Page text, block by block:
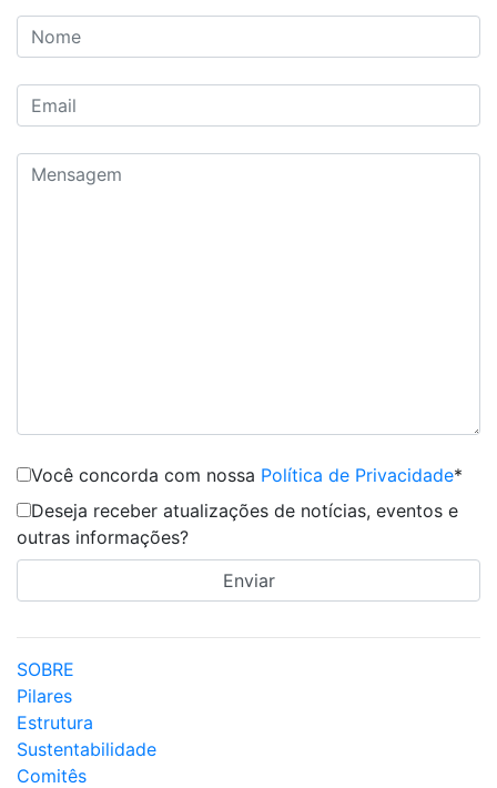
Você concorda com nossa Política de Privacidade*
Deseja receber atualizações de notícias, eventos e
outras informações?
SOBRE
Pilares
Estrutura
Sustentabilidade
Comitês